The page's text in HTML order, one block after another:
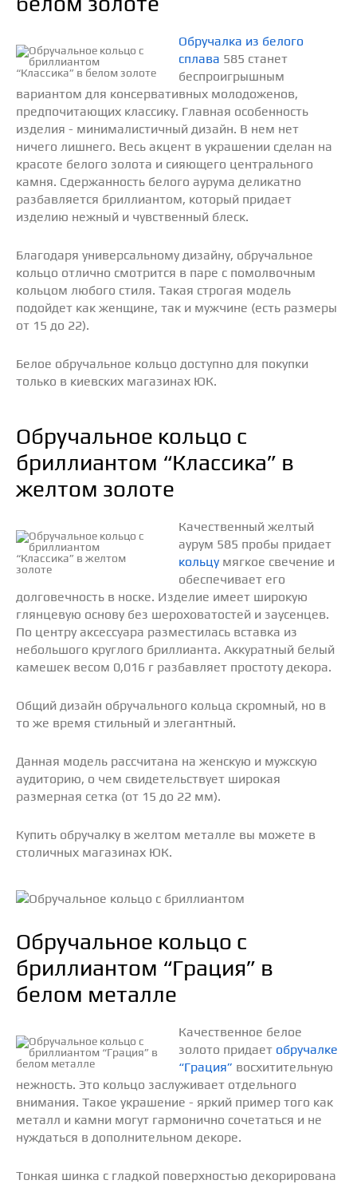
Обручалка из белого
сплава 585 станет
беспроигрышным
вариантом для консервативных молодоженов,
предпочитающих классику. Главная особенность
изделия - минималистичный дизайн. В нем нет
ничего лишнего. Весь акцент в украшении сделан на
красоте белого золота и сияющего центрального
камня. Сдержанность белого аурума деликатно
разбавляется бриллиантом, который придает
изделию нежный и чувственный блеск.
Благодаря универсальному дизайну, обручальное
кольцо отлично смотрится в паре с помолвочным
кольцом любого стиля. Такая строгая модель
подойдет как женщине, так и мужчине (есть размеры
от 15 до 22).
Белое обручальное кольцо доступно для покупки
только в киевских магазинах ЮК.
Обручальное кольцо с
бриллиантом “Классика” в
желтом золоте
Качественный желтый
аурум 585 пробы придает
кольцу мягкое свечение и
обеспечивает его
долговечность в носке. Изделие имеет широкую
глянцевую основу без шероховатостей и заусенцев.
По центру аксессуара разместилась вставка из
небольшого круглого бриллианта. Аккуратный белый
камешек весом 0,016 г разбавляет простоту декора.
Общий дизайн обручального кольца скромный, но в
то же время стильный и элегантный.
Данная модель рассчитана на женскую и мужскую
аудиторию, о чем свидетельствует широкая
размерная сетка (от 15 до 22 мм).
Купить обручалку в желтом металле вы можете в
столичных магазинах ЮК.
Обручальное кольцо с
бриллиантом “Грация” в
белом металле
Качественное белое
золото придает обручалке
“Грация” восхитительную
нежность. Это кольцо заслуживает отдельного
внимания. Такое украшение - яркий пример того как
металл и камни могут гармонично сочетаться и не
нуждаться в дополнительном декоре.
Тонкая шинка с гладкой поверхностью декорирована